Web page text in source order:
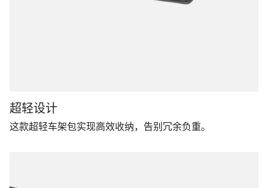
超轻设计
这款超轻车架包实现高效收纳，告别冗余负重。